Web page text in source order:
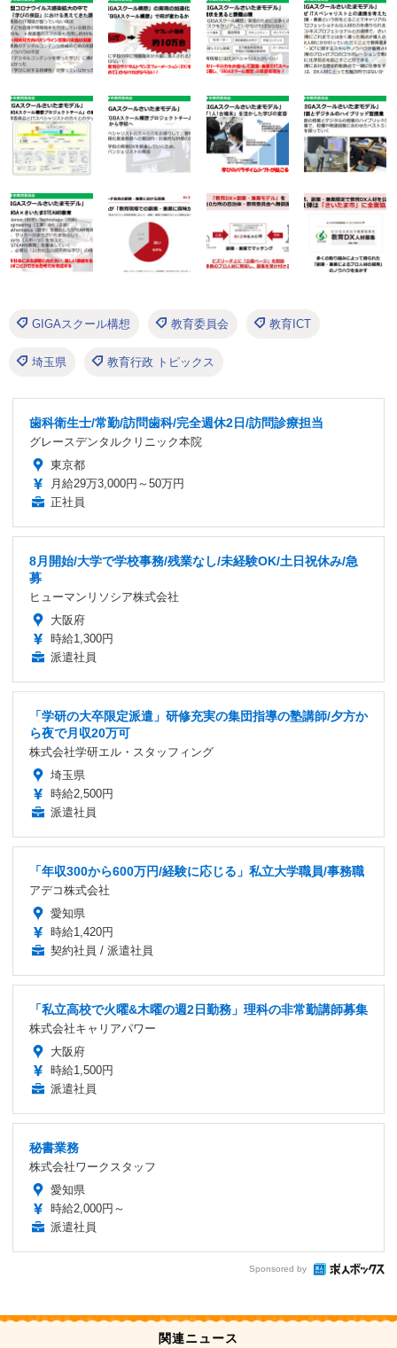
GIGAスクール構想 教育委員会 教育ICT
埼玉県 教育行政 トピックス
歯科衛生士/常勤/訪問歯科/完全週休2日/訪問診療担当
グレースデンタルクリニック本院
東京都
月給29万3,000円～50万円
正社員
8月開始/大学で学校事務/残業なし/未経験OK/土日祝休み/急
募
ヒューマンリソシア株式会社
大阪府
時給1,300円
派遣社員
「学研の大卒限定派遣」研修充実の集団指導の塾講師/夕方か
ら夜で月収20万可
株式会社学研エル・スタッフィング
埼玉県
時給2,500円
派遣社員
「年収300から600万円/経験に応じる」私立大学職員/事務職
アデコ株式会社
愛知県
時給1,420円
契約社員 / 派遣社員
「私立高校で火曜&木曜の週2日勤務」理科の非常勤講師募集
株式会社キャリアパワー
大阪府
時給1,500円
派遣社員
秘書業務
株式会社ワークスタッフ
愛知県
時給2,000円～
派遣社員
Sponsored by
関連ニュース